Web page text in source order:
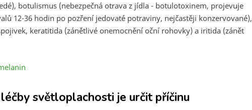
botulismus (nebezpečná otrava z jídla - botulotoxinem, projevuje
12-36 hodin po pozření jedovaté potraviny, nejčastěji konzervované),
keratitida (zánětlivé onemocnění oční rohovky) a iritida (zánět
světloplachosti je určit příčinu